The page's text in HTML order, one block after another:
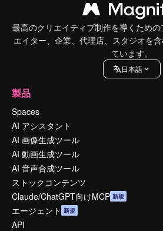
最高のクリエイティブ制作を導くため
エイター、企業、代理店、スタジオを
ています。
日本語
製品
Spaces
AI アシスタント
AI 画像生成ツール
AI 動画生成ツール
AI 音声合成ツール
ストックコンテンツ
Claude/ChatGPT向けMCP 新規
エージェント 新規
API